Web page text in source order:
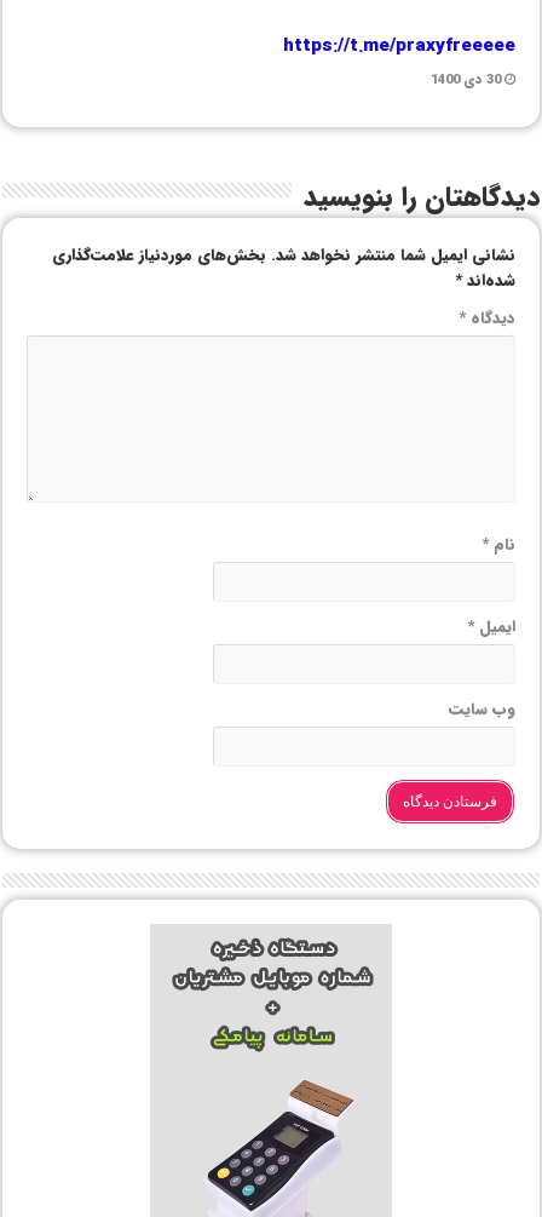
https://t.me/praxyfreeeee
30 دی 1400
دیدگاهتان را بنویسید
نشانی ایمیل شما منتشر نخواهد شد. بخش‌های موردنیاز علامت‌گذاری
شده‌اند*
دیدگاه*
نام*
ایمیل*
وب‌ سایت